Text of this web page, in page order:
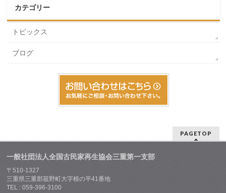
カテゴリー
トピックス
ブログ
PAGETOP
一般社団法人全国古民家再生協会三重第一支部
〒510-1327
三重県三重郡菰野町大字根の平41番地
TEL : 059-396-3100